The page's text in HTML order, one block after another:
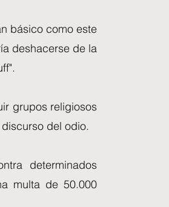
básico como este
deshacerse de la
grupos religiosos
del odio.
determinados
multa de 50.000